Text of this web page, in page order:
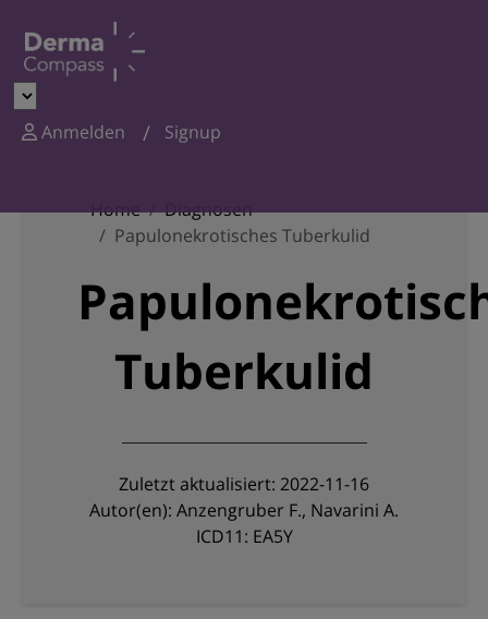
Anmelden Signup
Home
Diagnosen
Papulonekrotisches Tuberkulid
Tuberkulid
Zuletzt aktualisiert: 2022-11-16
Autor(en): Anzengruber F., Navarini A.
ICD11: EA5Y